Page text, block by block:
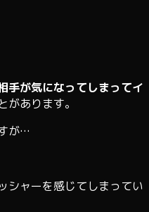
手が気になってしまってイ
があります。
が…
シャーを感じてしまってい